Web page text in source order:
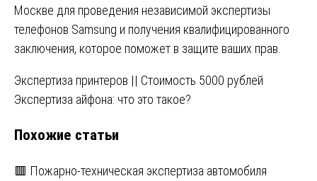
Москве для проведения независимой экспертизы
телефонов Samsung и получения квалифицированного
заключения, которое поможет в защите ваших прав.
Навигация
записям
Экспертиза принтеров || Стоимость 5000 рублей
Экспертиза айфона: что это такое?
Похожие статьи
🟥 Пожарно-техническая экспертиза автомобиля